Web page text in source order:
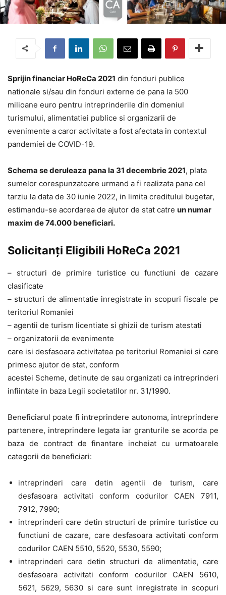
Sprijin financiar HoReCa 2021 din fonduri publice
nationale si/sau din fonduri externe de pana la 500
milioane euro pentru intreprinderile din domeniul
turismului, alimentatiei publice si organizarii de
evenimente a caror activitate a fost afectata in contextul
pandemiei de COVID-19.
Schema se deruleaza pana la 31 decembrie 2021, plata
sumelor corespunzatoare urmand a fi realizata pana cel
tarziu la data de 30 iunie 2022, in limita creditului bugetar,
estimandu-se acordarea de ajutor de stat catre un numar
maxim de 74.000 beneficiari.
Solicitanți Eligibili HoReCa 2021
– structuri de primire turistice cu functiuni de cazare
clasificate
– structuri de alimentatie inregistrate in scopuri fiscale pe
teritoriul Romaniei
– agentii de turism licentiate si ghizii de turism atestati
– organizatorii de evenimente
care isi desfasoara activitatea pe teritoriul Romaniei si care
primesc ajutor de stat, conform
acestei Scheme, detinute de sau organizati ca intreprinderi
infiintate in baza Legii societatilor nr. 31/1990.
Beneficiarul poate fi intreprindere autonoma, intreprindere
partenere, intreprindere legata iar granturile se acorda pe
baza de contract de finantare incheiat cu urmatoarele
categorii de beneficiari:
intreprinderi care detin agentii de turism, care
desfasoara activitati conform codurilor CAEN 7911,
7912, 7990;
intreprinderi care detin structuri de primire turistice cu
functiuni de cazare, care desfasoara activitati conform
codurilor CAEN 5510, 5520, 5530, 5590;
intreprinderi care detin structuri de alimentatie, care
desfasoara activitati conform codurilor CAEN 5610,
5621, 5629, 5630 si care sunt inregistrate in scopuri